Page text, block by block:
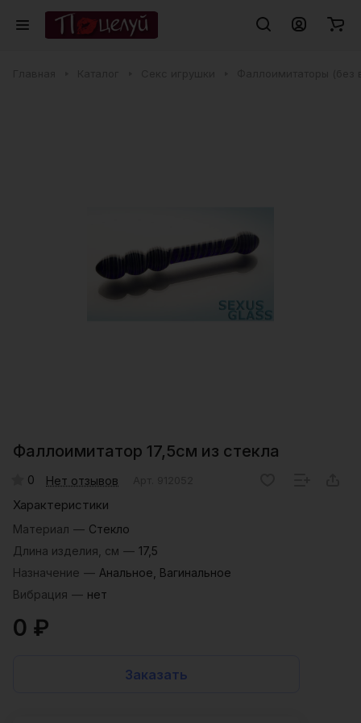
Фаллоимитатор 17,5см из стекла
0 Нет отзывов
Характеристики
Материал — Стекло
Длина изделия, см — 17,5
Назначение — Анальное, Вагинальное
Вибрация — нет
0 ₽
Заказать